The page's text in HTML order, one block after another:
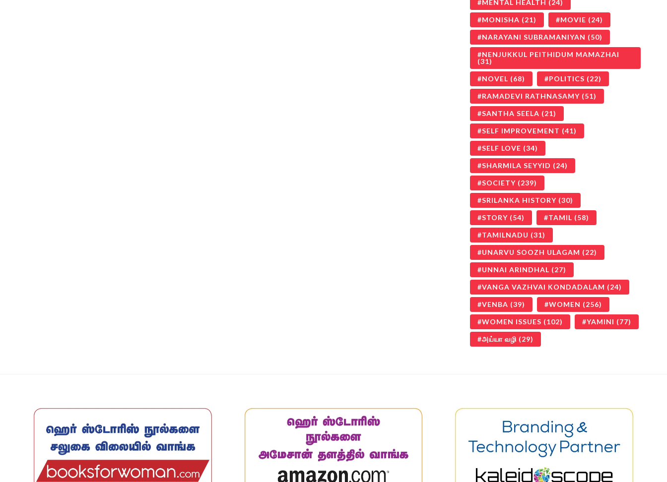
MENTAL HEALTH (24)
MONISHA (21) MOVIE (24)
NARAYANI SUBRAMANIYAN (50)
NENJUKKUL PEITHIDUM MAMAZHAI
(31)
NOVEL (68) POLITICS (22)
RAMADEVI RATHNASAMY (51)
SANTHA SEELA (21)
SELF IMPROVEMENT (41)
SELF LOVE (34)
SHARMILA SEYYID (24)
SOCIETY (239)
SRILANKA HISTORY (30)
STORY (54) TAMIL (58)
TAMILNADU (31)
UNARVU SOOZH ULAGAM (22)
UNNAI ARINDHAL (27)
VANGA VAZHVAI KONDADALAM (24)
VENBA (39) WOMEN (256)
WOMEN ISSUES (102) YAMINI (77)
அய்யா வழி (29)